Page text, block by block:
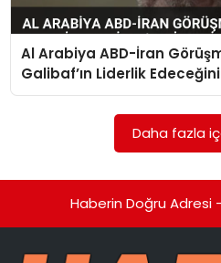
MAGAZIN
SPOR
TEKNOLOJI
EKONOMI
Al Arabiya ABD-İran
Galibaf’ın Liderlik
Daha fazla
Haberin Doğru